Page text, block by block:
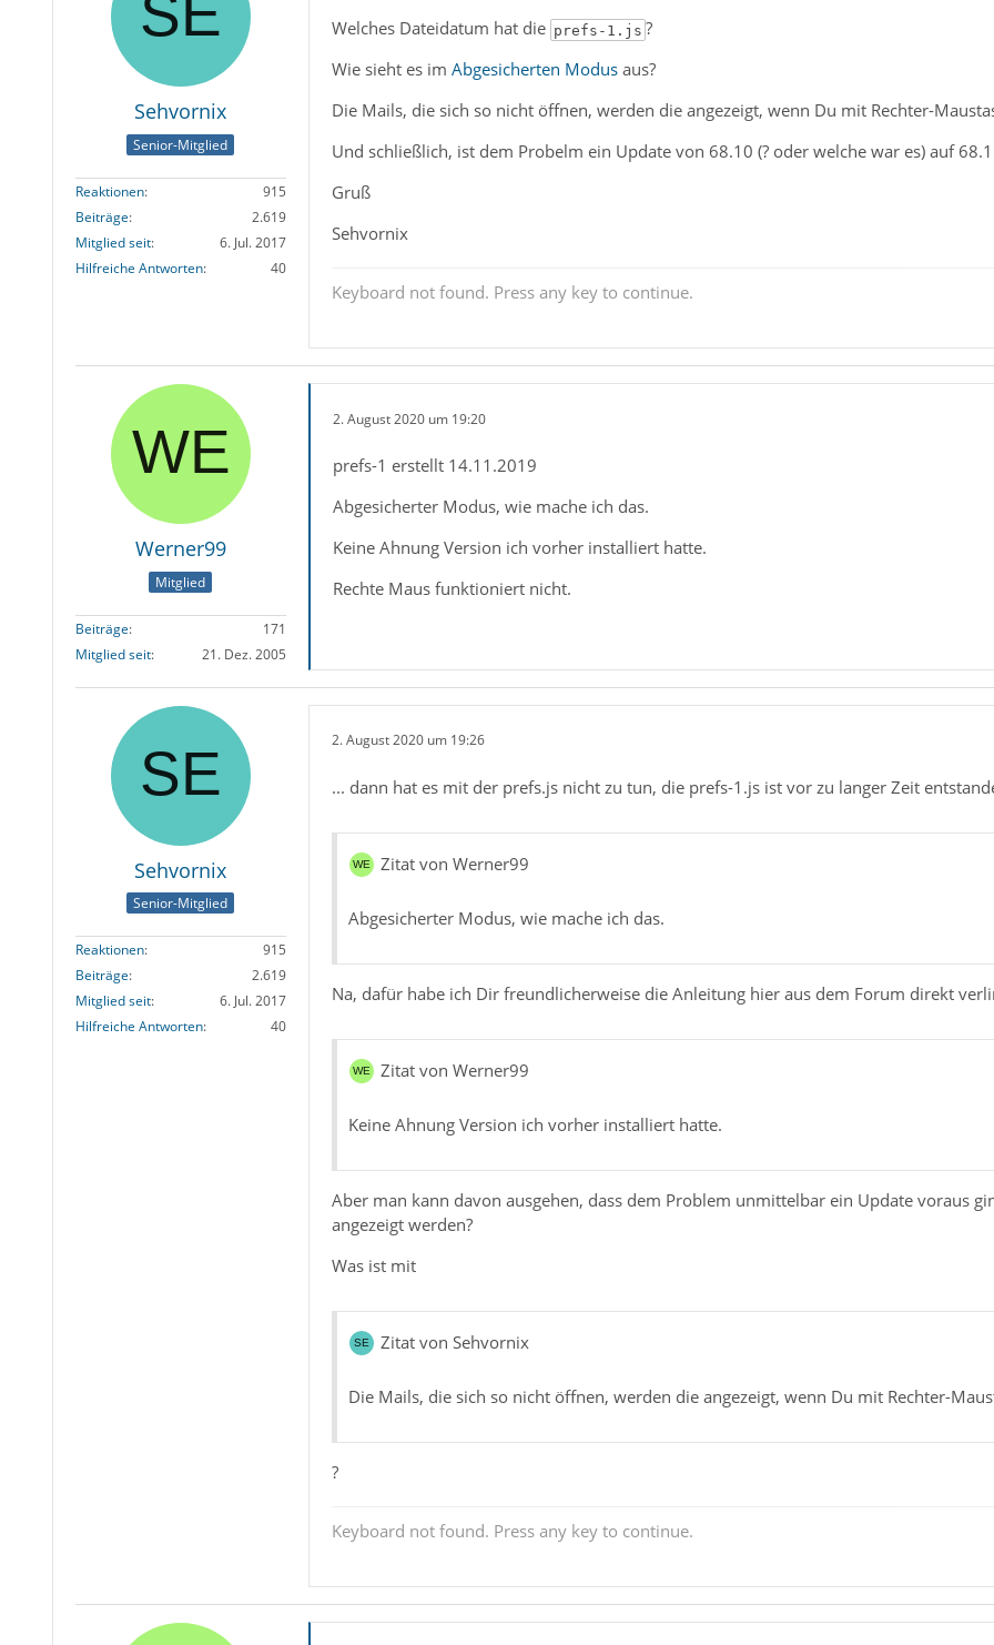
Sehvornix
Senior-Mitglied
Reaktionen
915
Beiträge
2.619
Mitglied seit
6. Jul. 2017
Hilfreiche Antworten
40
Welches Dateidatum hat die prefs-1.js ?
Wie sieht es im Abgesicherten Modusaus?
Die Mails, die sich so nicht öffnen, werden die angezeigt, wenn Du mit Rechter-
Und schließlich, ist dem Probelm ein Update von 68.10 (? oder welche war es) auf
Gruß
Sehvornix
Keyboard not found. Press any key to continue.
Werner99
Mitglied
Beiträge
171
Mitglied seit
21. Dez. 2005
2. August 2020 um 19:20
prefs-1 erstellt 14.11.2019
Abgesicherter Modus, wie mache ich das.
Keine Ahnung Version ich vorher installiert hatte.
Rechte Maus funktioniert nicht.
Sehvornix
Senior-Mitglied
Reaktionen
915
Beiträge
2.619
Mitglied seit
6. Jul. 2017
Hilfreiche Antworten
40
2. August 2020 um 19:26
... dann hat es mit der prefs.js nicht zu tun, die prefs-1.js ist vor zu langer Zeit
Zitat von Werner99
Abgesicherter Modus, wie mache ich das.
Na, dafür habe ich Dir freundlicherweise die Anleitung hier aus dem Forum direkt
Zitat von Werner99
Keine Ahnung Version ich vorher installiert hatte.
Aber man kann davon ausgehen, dass dem Problem unmittelbar ein Update voraus
angezeigt werden?
Was ist mit
Zitat von Sehvornix
Die Mails, die sich so nicht öffnen, werden die angezeigt, wenn Du mit Rechter-
?
Keyboard not found. Press any key to continue.